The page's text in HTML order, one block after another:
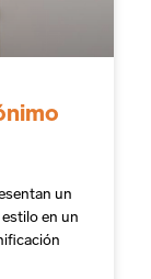
un
en un